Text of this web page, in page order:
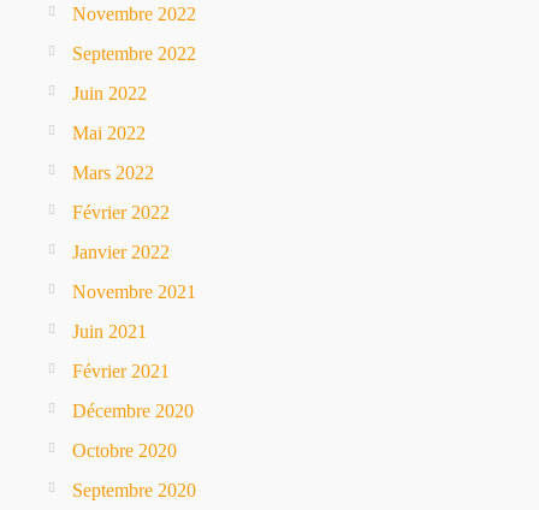
Novembre 2022
Septembre 2022
Juin 2022
Mai 2022
Mars 2022
Février 2022
Janvier 2022
Novembre 2021
Juin 2021
Février 2021
Décembre 2020
Octobre 2020
Septembre 2020